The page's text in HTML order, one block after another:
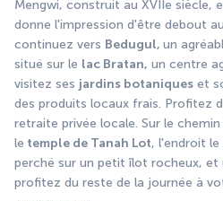
Mengwi, construit au XVIIe siècle,
donne l'impression d'être debout
continuez vers Bedugul, un
situé sur le lac Bratan, un centre
visitez ses jardins botaniques et
des produits locaux frais. Profitez
retraite privée locale. Sur le
le temple de Tanah Lot, l'endroit le
perché sur un petit îlot rocheux,
profitez du reste de la journée à